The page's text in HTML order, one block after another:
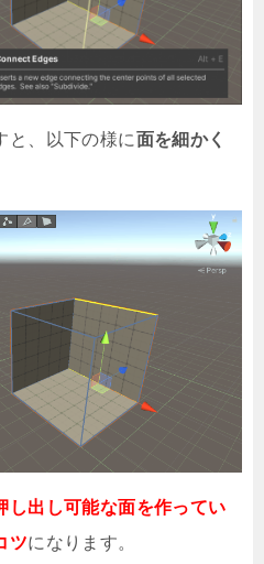
と、以下の様に面を細かく
し出し可能な面を作ってい
ツになります。